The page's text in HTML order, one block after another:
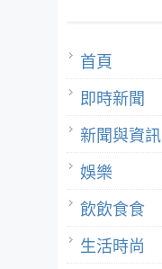
首頁
即時新聞
新聞與資訊
娛樂
飲飲食食
生活時尚